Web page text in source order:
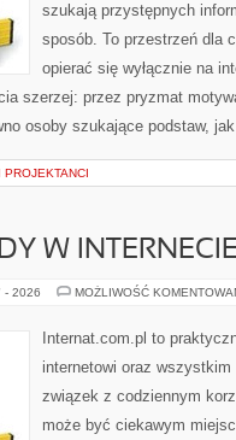
szukają przystępnych
sposób. To przestrzeń dla
opierać się wyłącznie na
szerzej: przez pryzmat
osoby szukające podstaw,
PROJEKTANCI
W
- 2026 MOŻLIWOŚĆ
Internat.com.pl to
internetowi oraz
związek z codziennym
może być ciekawym